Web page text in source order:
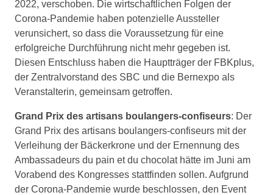
2022, verschoben. Die wirtschaftlichen Folgen der
Corona-Pandemie haben potenzielle Aussteller
verunsichert, so dass die Voraussetzung für eine
erfolgreiche Durchführung nicht mehr gegeben ist.
Diesen Entschluss haben die Hauptträger der FBKplus,
der Zentralvorstand des SBC und die Bernexpo als
Veranstalterin, gemeinsam getroffen.
Grand Prix des artisans boulangers-confiseurs: Der
Grand Prix des artisans boulangers-confiseurs mit der
Verleihung der Bäckerkrone und der Ernennung des
Ambassadeurs du pain et du chocolat hätte im Juni am
Vorabend des Kongresses stattfinden sollen. Aufgrund
der Corona-Pandemie wurde beschlossen, den Event